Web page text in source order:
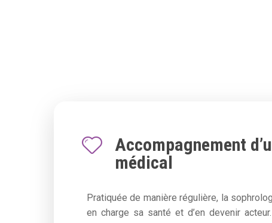
Accompagnement
médical
Pratiquée de manière régulière, la
en charge sa santé et d’en devenir